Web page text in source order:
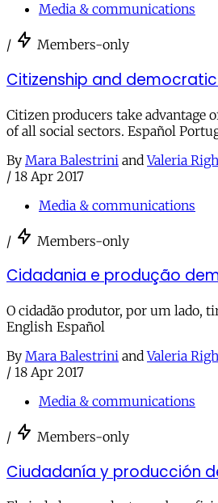
Media & communications
/ Members-only
Citizenship and
Citizen producers take advantage
of all social sectors. Español
By Mara Balestrini andValeria
/ 18 Apr 2017
Media & communications
/ Members-only
Cidadania e produção
O cidadão produtor, por um lado,
English Español
By Mara Balestrini andValeria
/ 18 Apr 2017
Media & communications
/ Members-only
Ciudadanía y producción